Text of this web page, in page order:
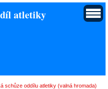
atletiky
schůze oddílu atletiky (valná hromada)